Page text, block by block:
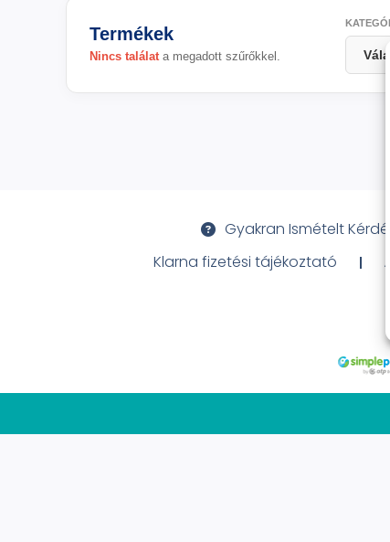
Termékek
Nincs találat a megadott szűrőkkel.
Gyakran Ismételt
Klarna fizetési tájékoztató